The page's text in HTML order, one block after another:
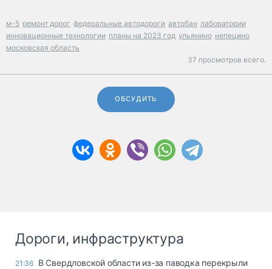
м-5 ремонт дорог федеральные автодороги автобан лаборатории
инновационные технологии планы на 2023 год ульянино непецино
московская область
37 просмотров всего.
ОБСУДИТЬ
Дороги, инфраструктура
21:36 В Свердловской области из-за паводка перекрыли